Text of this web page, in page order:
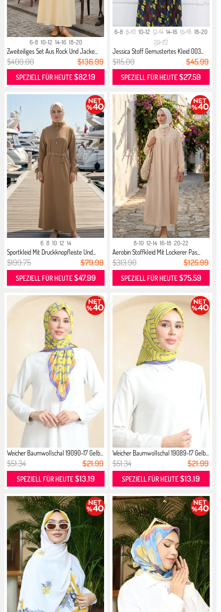
6-8 10-12 14-16 18-20
Zweiteiliges Set Aus Rock Und Jacke...
$400.00 $136.99
SPEZIELL FÜR HEUTE$82.19
6-8 8-10 10-12 12-14 14-16 16-18 18-20
20-22
Jessica Stoff Gemustertes Kleid 003...
$115.00 $45.99
SPEZIELL FÜR HEUTE$27.59
6 8 10 12 14
Sportkleid Mit Druckknopfleiste Und...
$199.75 $79.99
SPEZIELL FÜR HEUTE$47.99
8-10 12-14 16-18 20-22
Aerobin Stoffkleid Mit Lockerer Pas...
$313.90 $125.99
SPEZIELL FÜR HEUTE$75.59
Weicher Baumwollschal 19090-17 Gelb...
$51.34 $21.99
SPEZIELL FÜR HEUTE$13.19
Weicher Baumwollschal 19089-17 Gelb...
$51.34 $21.99
SPEZIELL FÜR HEUTE$13.19